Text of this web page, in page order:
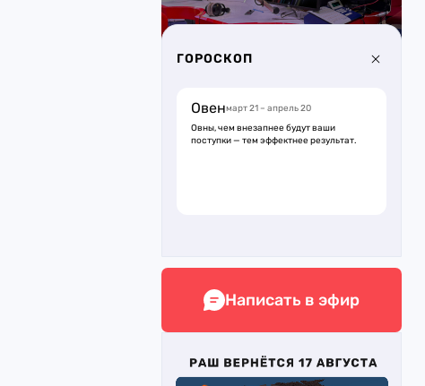
ГОРОСКОП
Овенмарт 21 – апрель 20
Овны, чем внезапнее будут ваши
поступки — тем эффектнее результат.
Написать в эфир